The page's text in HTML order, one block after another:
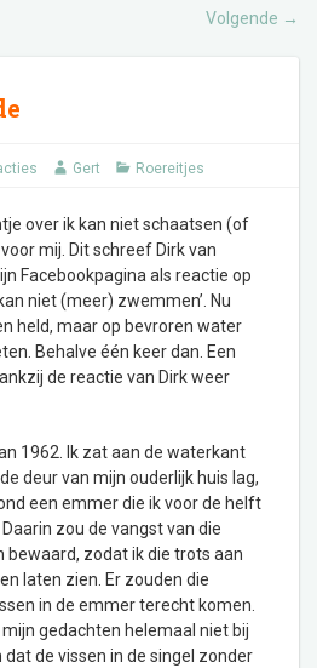
Volgende →
Gert Roereitjes
over ik kan niet schaatsen (of
mij. Dit schreef Dirk van
Facebookpagina als reactie op
niet (meer) zwemmen’. Nu
held, maar op bevroren water
Behalve één keer dan. Een
de reactie van Dirk weer
1962. Ik zat aan de waterkant
deur van mijn ouderlijk huis lag,
een emmer die ik voor de helft
zou de vangst van die
bewaard, zodat ik die trots aan
laten zien. Er zouden die
in de emmer terecht komen.
mijn gedachten helemaal niet bij
de vissen in de singel zonder